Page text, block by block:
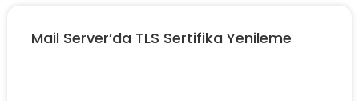
Mail Server’da TLS Sertifika Yenileme